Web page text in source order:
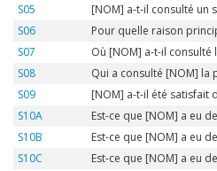
S05
[NOM] a-t-il consulté un
S06
Pour quelle raison
S07
Où [NOM] a-t-il
S08
Qui a consulté [NOM]
S09
[NOM] a-t-il été satisfait
S10A
Est-ce que [NOM] a eu
S10B
Est-ce que [NOM] a eu
S10C
Est-ce que [NOM] a eu